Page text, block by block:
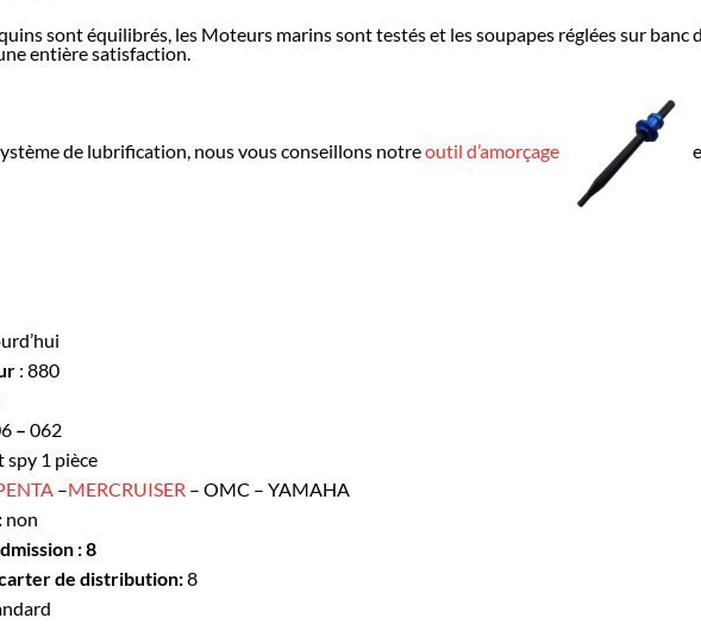
sont équilibrés, les Moteurs marins sont testés et les soupapes réglées sur banc
entière satisfaction.
de lubrification, nous vous conseillons notreoutil d’amorçage
: 880
– 062
spy 1 pièce
–MERCRUISER – OMC – YAMAHA
non
: 8
de distribution:8